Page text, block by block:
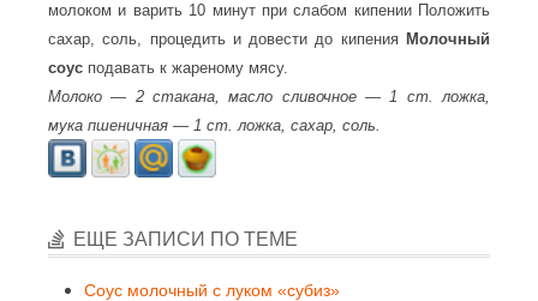
молоком и варить 10 минут при слабом кипении Положить
сахар, соль, процедить и довести до кипения Молочный
соус подавать к жареному мясу.
Молоко — 2 стакана, масло сливочное — 1 ст. ложка,
мука пшеничная — 1 ст. ложка, сахар, соль.
ЕЩЕ ЗАПИСИ ПО ТЕМЕ
Соус молочный с луком «субиз»